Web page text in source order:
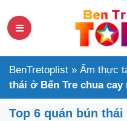
BenTretoplist » Ẩm thực
thái ở Bến Tre chua
Top 6 quán bún